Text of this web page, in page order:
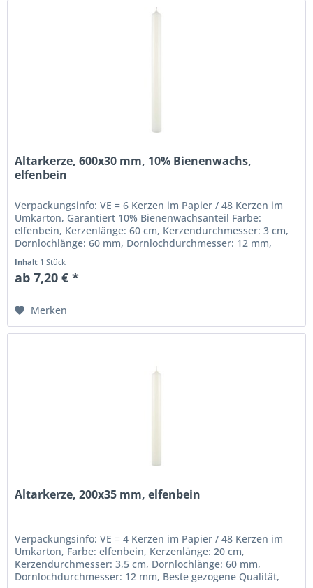
Altarkerze, 600x30 mm, 10% Bienenwachs,
elfenbein
Verpackungsinfo: VE = 6 Kerzen im Papier / 48 Kerzen im
Umkarton, Garantiert 10% Bienenwachsanteil Farbe:
elfenbein, Kerzenlänge: 60 cm, Kerzendurchmesser: 3 cm,
Dornlochlänge: 60 mm, Dornlochdurchmesser: 12 mm,
Inhalt 1 Stück
ab 7,20 € *
Merken
Altarkerze, 200x35 mm, elfenbein
Verpackungsinfo: VE = 4 Kerzen im Papier / 48 Kerzen im
Umkarton, Farbe: elfenbein, Kerzenlänge: 20 cm,
Kerzendurchmesser: 3,5 cm, Dornlochlänge: 60 mm,
Dornlochdurchmesser: 12 mm, Beste gezogene Qualität,